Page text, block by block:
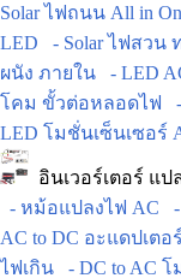
Solar ไฟถนน All in
LED
- Solar ไฟสวน
ผนัง ภายใน
- LED
โคม ขั้วต่อหลอดไฟ
LED โมชั่นเซ็นเซอร์
อินเวอร์เตอร์ แป
- หม้อแปลงไฟ AC
AC to DC อะแดปเตอร์
ไฟเกิน
- DC to AC